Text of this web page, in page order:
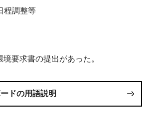
程調整等
要求書の提出があった。
ドの用語説明